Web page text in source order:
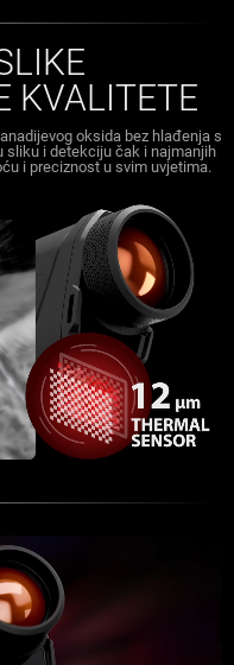
KVALITETE
oksida bez hlađenja s
sliku i detekciju čak i najmanjih
i preciznost u svim uvjetima.